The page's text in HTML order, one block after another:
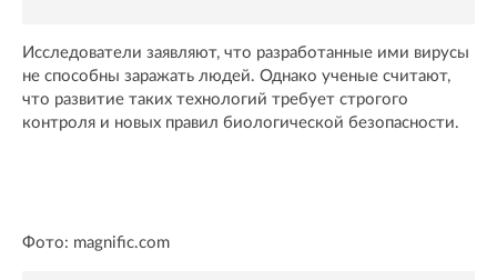
Исследователи заявляют, что разработанные ими вирусы
не способны заражать людей. Однако ученые считают,
что развитие таких технологий требует строгого
контроля и новых правил биологической безопасности.
Фото: magnific.com